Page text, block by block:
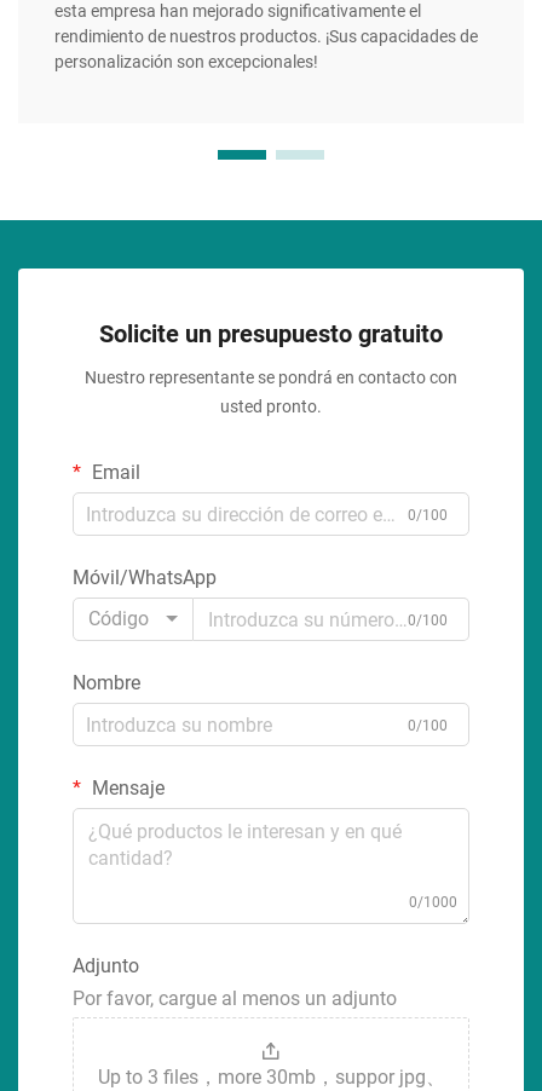
esta empresa han mejorado significativamente el
rendimiento de nuestros productos. ¡Sus capacidades de
personalización son excepcionales!
Solicite un presupuesto gratuito
Nuestro representante se pondrá en contacto con
usted pronto.
Email
0/100
Móvil/WhatsApp
Código
0/100
Nombre
0/100
Mensaje
0/1000
Adjunto
Por favor, cargue al menos un adjunto
Up to 3 files，more 30mb，suppor jpg、